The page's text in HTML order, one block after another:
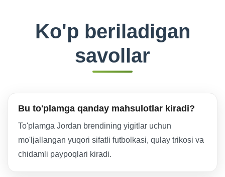
Ko'p beriladigan
savollar
Bu to'plamga qanday mahsulotlar kiradi?
To'plamga Jordan brendining yigitlar uchun
mo'ljallangan yuqori sifatli futbolkasi, qulay trikosi va
chidamli paypoqlari kiradi.